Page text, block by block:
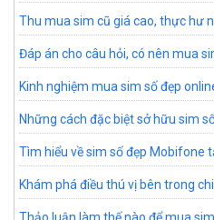
Thu mua sim cũ giá cao, thực hư
Đáp án cho câu hỏi, có nên mua
Kinh nghiệm mua sim số đẹp
Những cách đặc biệt sở hữu sim
Tìm hiểu về sim số đẹp Mobifone
Khám phá điều thú vị bên trong